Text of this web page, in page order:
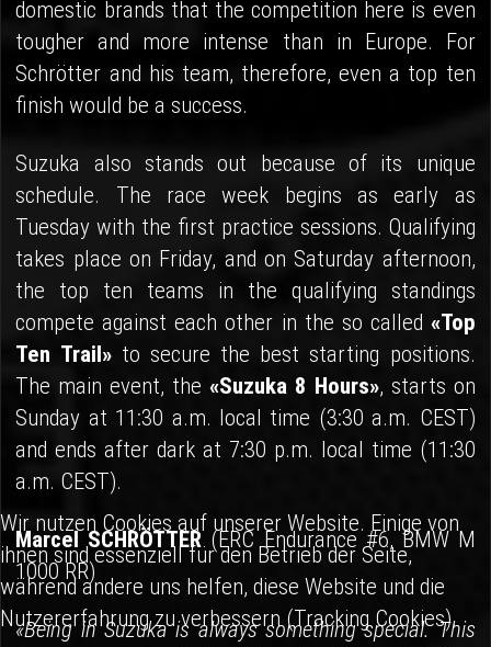
domestic brands that the competition here is even
tougher and more intense than in Europe. For
Schrötter and his team, therefore, even a top ten
finish would be a success.
Suzuka also stands out because of its unique
schedule. The race week begins as early as
Tuesday with the first practice sessions. Qualifying
takes place on Friday, and on Saturday afternoon,
the top ten teams in the qualifying standings
compete against each other in the so called «Top
Ten Trail»to secure the best starting positions.
The main event, the «Suzuka 8 Hours», starts on
Sunday at 11:30 a.m. local time (3:30 a.m. CEST)
and ends after dark at 7:30 p.m. local time (11:30
a.m. CEST).
Marcel SCHRÖTTER(ERC Endurance #6, BMW M
1000 RR)
«Being in Suzuka is always something special. This
Wir nutzen Cookies auf unserer Website. Einige von
ihnen sind essenziell für den Betrieb der Seite,
während andere uns helfen, diese Website und die
Nutzererfahrung zu verbessern (Tracking Cookies).